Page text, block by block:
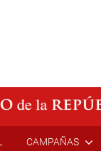
CAMPAÑAS